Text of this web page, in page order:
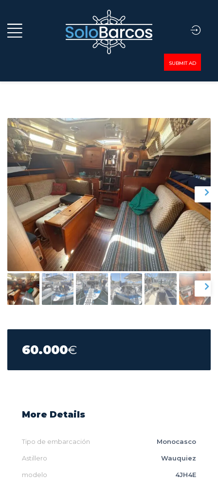
SUBMIT AD
60.000€
More Details
Tipo de embarcación Monocasco
Astillero Wauquiez
modelo 4JH4E